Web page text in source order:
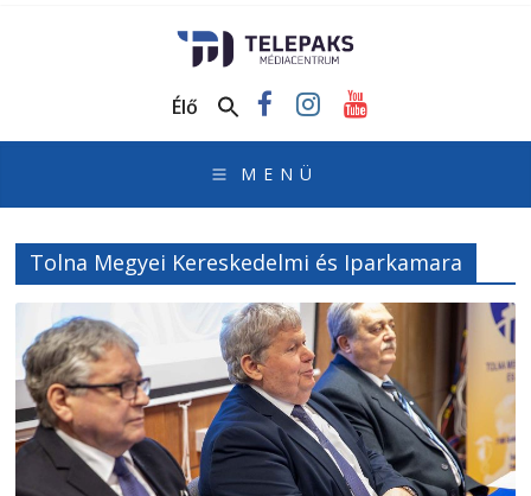
Médiacentrum
honlapja
Élő
Tolna Megyei Kereskedelmi és Iparkamara